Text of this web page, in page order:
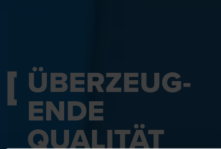
ÜBERZEUG­
ENDE
QUALITÄT